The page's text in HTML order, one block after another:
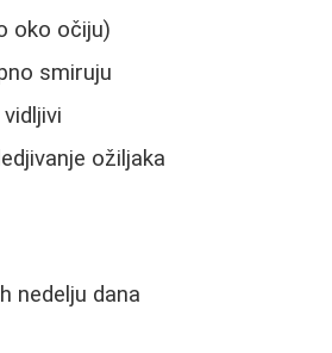
oko očiju)
smiruju
ožiljaka
nedelju dana